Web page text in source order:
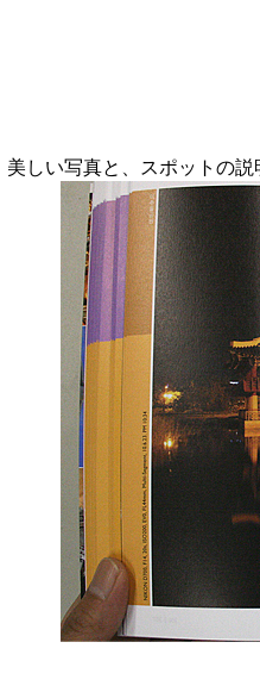
美しい写真と、スポットの